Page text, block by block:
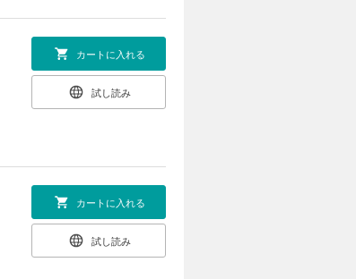
カートに入れる
試し読み
カートに入れる
試し読み